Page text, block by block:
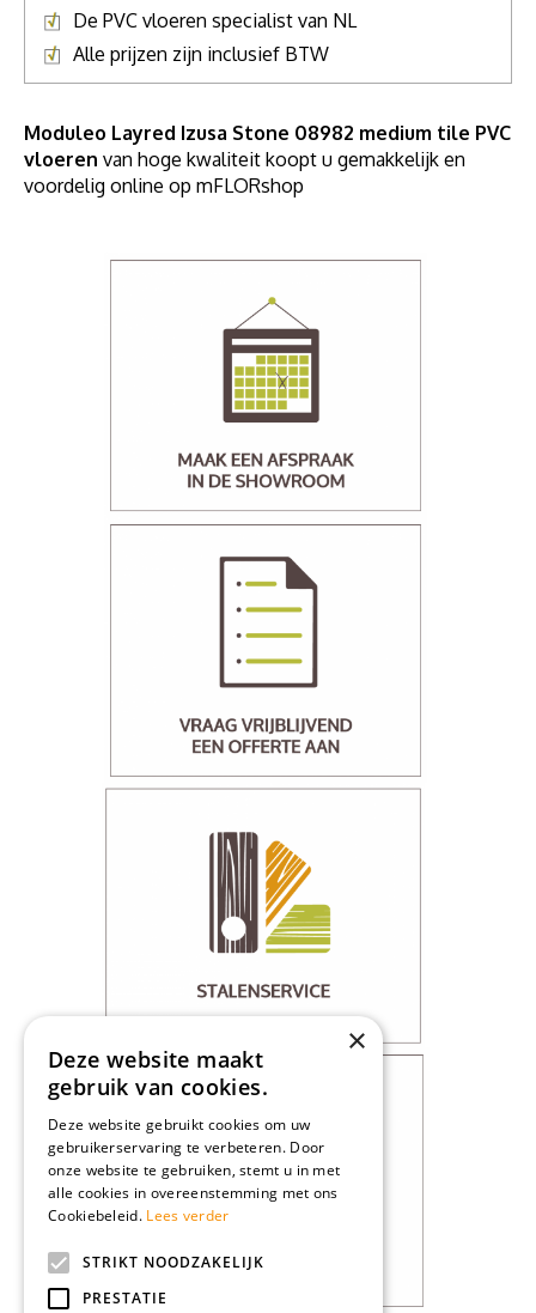
De PVC vloeren specialist van NL
Alle prijzen zijn inclusief BTW
Moduleo Layred Izusa Stone 08982 medium tile PVC
vloeren van hoge kwaliteit koopt u gemakkelijk en
voordelig online op mFLORshop
×
Deze website maakt
gebruik van cookies.
Deze website gebruikt cookies om uw
gebruikerservaring te verbeteren. Door
onze website te gebruiken, stemt u in met
alle cookies in overeenstemming met ons
Cookiebeleid. Lees verder
STRIKT NOODZAKELIJK
PRESTATIE